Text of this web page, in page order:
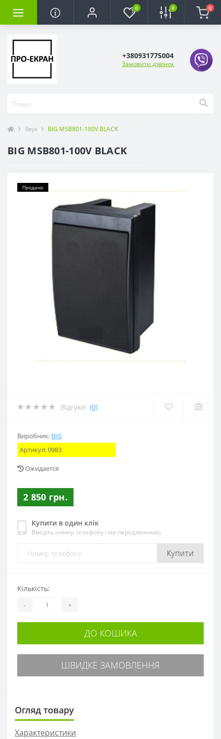
0 0 0
+380931775004
Замовити дзвінок
Звук BIG MSB801-100V BLACK
BIG MSB801-100V BLACK
Продано
Відгуки: (0)
Виробник: BIG
Артикул:0983
Ожидается
2 850 грн.
Купити в один клік
Введіть номер телефону і ми передзвонимо
Купити
Кількість:
- +
ДО КОШИКА
ШВИДКЕ ЗАМОВЛЕННЯ
Огляд товару
Характеристики